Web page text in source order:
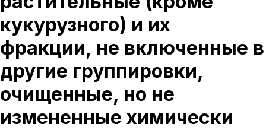
кукурузного) и их
фракции, не включенные в
другие группировки,
очищенные, но не
измененные химически